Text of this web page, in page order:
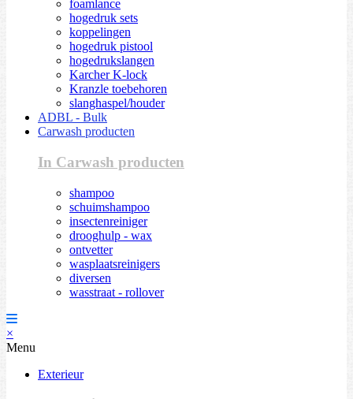
foamlance
hogedruk sets
koppelingen
hogedruk pistool
hogedrukslangen
Karcher K-lock
Kranzle toebehoren
slanghaspel/houder
ADBL - Bulk
Carwash producten
In Carwash producten
shampoo
schuimshampoo
insectenreiniger
drooghulp - wax
ontvetter
wasplaatsreinigers
diversen
wasstraat - rollover
×
Menu
Exterieur